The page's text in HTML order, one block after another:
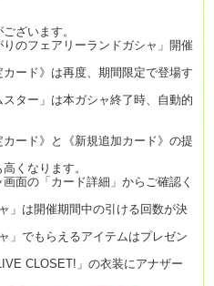
ざいます。
のフェアリーランドガシャ」開催
ード》は再度、期間限定で登場す
ター」は本ガシャ終了時、自動的
ード》と《新規追加カード》の提
くなります。
面の「カード詳細」からご確認く
」は開催期間中の引ける回数が決
」でもらえるアイテムはプレゼン
CLOSET!」の衣装にアナザー